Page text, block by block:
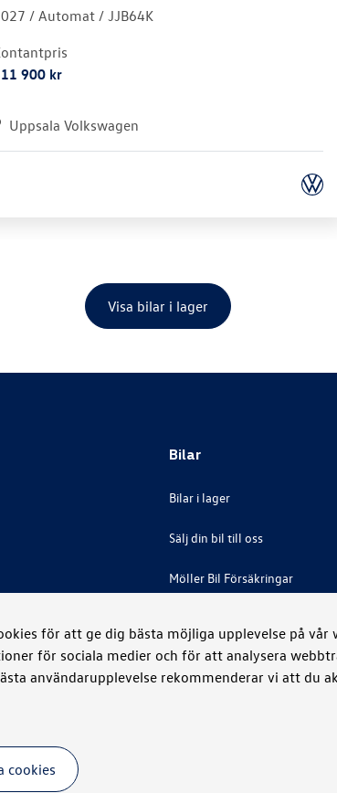
för att ge dig bästa möjliga upplevelse på
för sociala medier och för att analysera
användarupplevelse rekommenderar vi att du
cookies
/ Automat/ JJB64K
900 kr
Uppsala Volkswagen
Visa bilar i lager
Bilar
Bilar i lager
Sälj din bil till oss
Möller Bil Försäkringar